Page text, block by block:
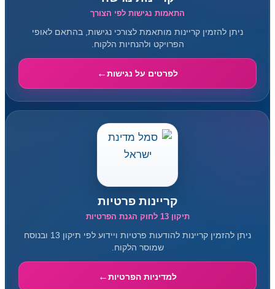
התאמות נגישות לפי הצורך
ניתן להזמין קריינות מותאמת לצורכי נגישות, בהתאם לאופי
הפרויקט ולהנחיות הלקוח.
לפרטים על נגישות
קריינות פרטיות
תיקון 13 לחוק הגנת הפרטיות
ניתן להזמין קריינות להודעות פרטיות ויידוע לפי תיקון 13 ובנוסח
שמוסר הלקוח.
למדיניות הפרטיות